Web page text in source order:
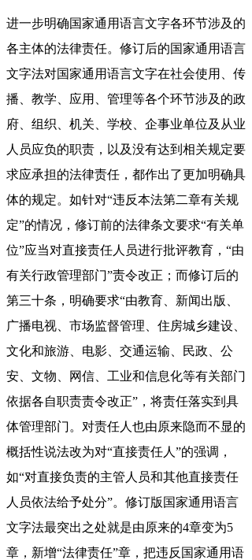
进一步明确国家通用语言文字各环节涉及的
各主体的法律责任。修订后的国家通用语言
文字法对国家通用语言文字在社会使用、传
播、教学、应用、管理等各个环节涉及的政
府、组织、机关、学校、企事业单位及从业
人员应负的职责，以及没有达到相关规定要
求应承担的法律责任，都作出了更加明确具
体的规定。如针对“违反本法第二章有关规
定”的情况，修订前的法律条文要求“有关单
位”应当对直接责任人员进行批评教育，“由
有关行政管理部门”责令改正；而修订后的
第三十条，明确要求“由教育、新闻出版、
广播电视、市场监督管理、住房城乡建设、
文化和旅游、电影、交通运输、民政、公
安、文物、网信、工业和信息化等有关部门
依据各自职责责令改正”，将责任落实到具
体管理部门。对责任人也由原来隐而不显的
概括性说法改为对“直接责任人”的强调，
如“对直接负责的主管人员和其他直接责任
人员依法给予处分”。修订版国家通用语言
文字法最突出之处就是由原来的4章变为5
章，新增“法律责任”章，把违反国家通用语